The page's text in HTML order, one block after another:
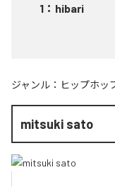
1 ： hibari
ジャンル： ヒップホッ
mitsuki sato